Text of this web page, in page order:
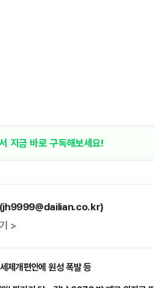
지금 바로 구독해보세요!
(jh9999@dailian.co.kr)
>
제개편안에 원성 폭발 등